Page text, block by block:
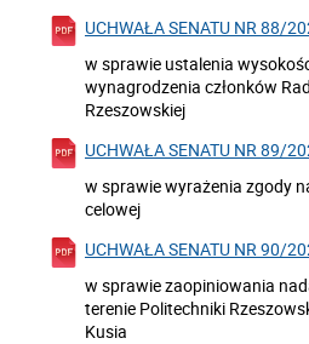
UCHWAŁA SENATU NR 88/
w sprawie ustalenia
wynagrodzenia członków
Rzeszowskiej
UCHWAŁA SENATU NR 89/
w sprawie wyrażenia zgody
celowej
UCHWAŁA SENATU NR 90/
w sprawie zaopiniowania
terenie Politechniki
Kusia